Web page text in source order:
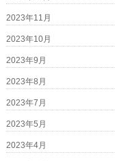
2023年11月
2023年10月
2023年9月
2023年8月
2023年7月
2023年5月
2023年4月